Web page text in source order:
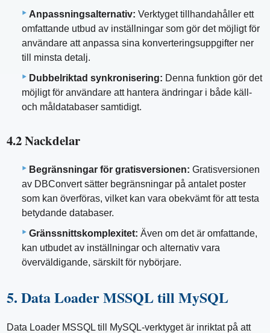
Anpassningsalternativ: Verktyget tillhandahåller ett
omfattande utbud av inställningar som gör det möjligt för
användare att anpassa sina konverteringsuppgifter ner
till minsta detalj.
Dubbelriktad synkronisering: Denna funktion gör det
möjligt för användare att hantera ändringar i både käll-
och måldatabaser samtidigt.
4.2 Nackdelar
Begränsningar för gratisversionen: Gratisversionen
av DBConvert sätter begränsningar på antalet poster
som kan överföras, vilket kan vara obekvämt för att testa
betydande databaser.
Gränssnittskomplexitet: Även om det är omfattande,
kan utbudet av inställningar och alternativ vara
överväldigande, särskilt för nybörjare.
5. Data Loader MSSQL till MySQL
Data Loader MSSQL till MySQL-verktyget är inriktat på att